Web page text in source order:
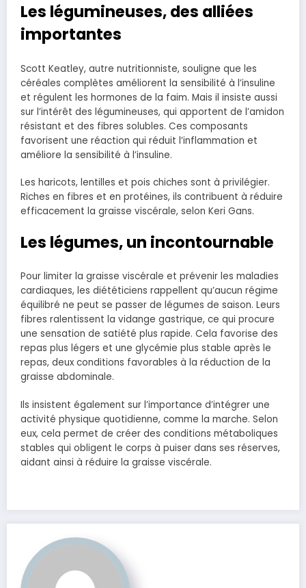
Les légumineuses, des alliées
importantes
Scott Keatley, autre nutritionniste, souligne que les
céréales complètes améliorent la sensibilité à l’insuline
et régulent les hormones de la faim. Mais il insiste aussi
sur l’intérêt des légumineuses, qui apportent de l’amidon
résistant et des fibres solubles. Ces composants
favorisent une réaction qui réduit l’inflammation et
améliore la sensibilité à l’insuline.
Les haricots, lentilles et pois chiches sont à privilégier.
Riches en fibres et en protéines, ils contribuent à réduire
efficacement la graisse viscérale, selon Keri Gans.
Les légumes, un incontournable
Pour limiter la graisse viscérale et prévenir les maladies
cardiaques, les diététiciens rappellent qu’aucun régime
équilibré ne peut se passer de légumes de saison. Leurs
fibres ralentissent la vidange gastrique, ce qui procure
une sensation de satiété plus rapide. Cela favorise des
repas plus légers et une glycémie plus stable après le
repas, deux conditions favorables à la réduction de la
graisse abdominale.
Ils insistent également sur l’importance d’intégrer une
activité physique quotidienne, comme la marche. Selon
eux, cela permet de créer des conditions métaboliques
stables qui obligent le corps à puiser dans ses réserves,
aidant ainsi à réduire la graisse viscérale.